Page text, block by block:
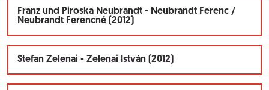
Franz und Piroska Neubrandt - Neubrandt Ferenc /
Neubrandt Ferencné (2012)
Stefan Zelenai - Zelenai István (2012)